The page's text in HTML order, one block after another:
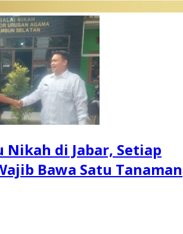
Nikah di Jabar, Setiap
Bawa Satu Tanaman